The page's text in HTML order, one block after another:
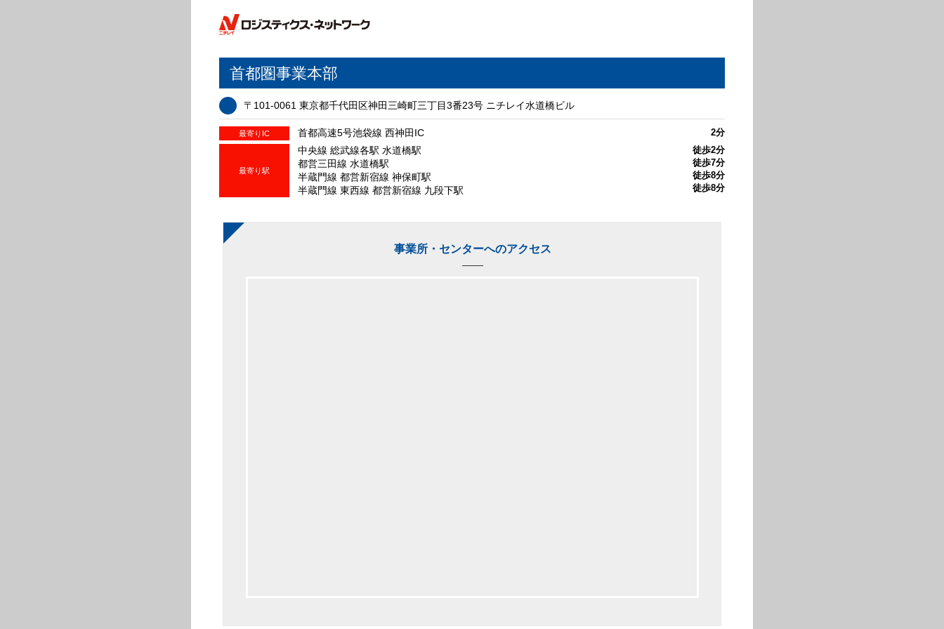
首都圏事業本部
〒101-0061 東京都千代田区神田三崎町三丁目3番23号 ニチレイ水道橋ビル
最寄りIC 首都高速5号池袋線 西神田IC 2分
最寄り駅
中央線 総武線各駅 水道橋駅
都営三田線 水道橋駅
半蔵門線 都営新宿線 神保町駅
半蔵門線 東西線 都営新宿線 九段下駅
徒歩2分
徒歩7分
徒歩8分
徒歩8分
事業所・センターへのアクセス